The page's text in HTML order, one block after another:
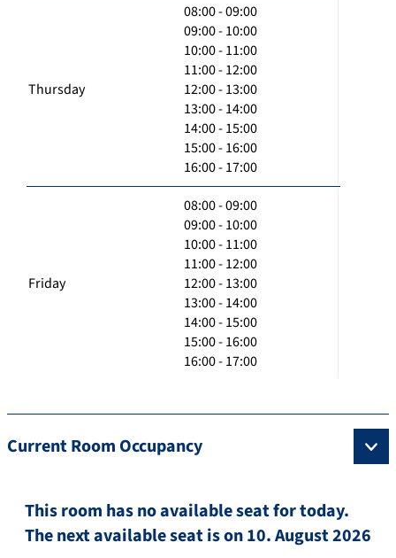
Thursday
08:00 - 09:00
09:00 - 10:00
10:00 - 11:00
11:00 - 12:00
12:00 - 13:00
13:00 - 14:00
14:00 - 15:00
15:00 - 16:00
16:00 - 17:00
Friday
08:00 - 09:00
09:00 - 10:00
10:00 - 11:00
11:00 - 12:00
12:00 - 13:00
13:00 - 14:00
14:00 - 15:00
15:00 - 16:00
16:00 - 17:00
Current Room Occupancy
This room has no available seat for today.
The next available seat is on 10. August 2026